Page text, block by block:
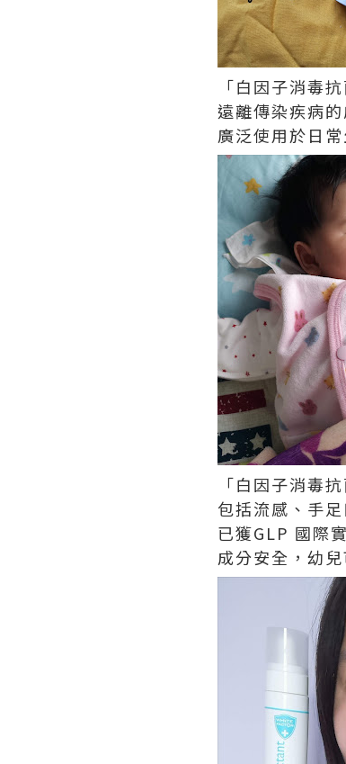
「白因子消毒
遠離傳染疾病
廣泛使用於日
「白因子消毒
包括流感、手
已獲GLP 國際
成分安全，幼